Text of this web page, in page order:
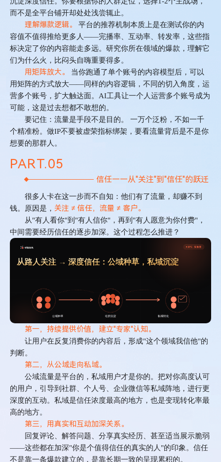
而不是全平台铺开却处处浅尝辄止。
理解爆款逻辑。 平台的推荐机制本质上是在测试你的内
容值不值得推给更多人——完播率、互动率、转发率，这些指
标决定了你的内容能走多远。研究你所在领域的爆款，理解它
们为什么火，比闷头自嗨重要得多。
用矩阵放大。
当你跑通了单个账号的内容模型后，可以
用矩阵的方式放大——同样的内容逻辑，不同的切入角度，运
营多个账号，扩大触达面。 AI工具让一个人运营多个账号成为
可能，这是过去想都不敢想的。
要记住： 流量是手段不是目的。
一万个泛粉，不如一千
个精准粉。做IP不要被虚荣指标绑架，要看流量背后是不是你
想要的那群人。
PART.05
信任——从"关注"到"信任"的跃迁
很多人卡在这一步而不自知：他们有了流量，却赚不到
钱。原因是， 关注 ≠ 信任，流量 ≠ 客户。
从"有人看你"到 "有人信你" ，再到 "有人愿意为你付费" ，
中间需要经历信任的逐步加深。这个过程怎么推进？
第一，持续提供价值，建立"专家"认知。
让用户在反复消费你的内容后，形成"这个领域我信他"的
判断。
第二，从公域走向私域。
公域流量是平台的，私域用户才是你的。把对你高度认可
的用户，引导到社群、个人号、企业微信等私域阵地，进行更
深度的互动。私域是信任浓度最高的地方，也是变现转化率最
高的地方。
第三，用真实和互动加深关系。
回复评论、解答问题、分享真实经历、甚至适当展示脆弱
——这些都在加深"你是个值得信任的真实的人"的印象。信任
不是靠一条爆款建立的，是靠长期一致的呈现累积的。